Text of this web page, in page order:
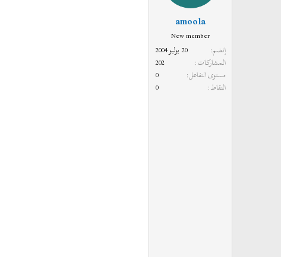
amoola
New member
إنضم
20 يوليو 2004
المشاركات
202
مستوى التفاعل
0
النقاط
0